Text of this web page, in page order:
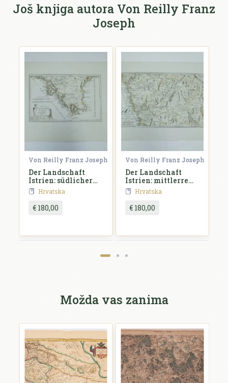
E-mail se ne prikazuje javno.
Ocjena *
Komentar *
Još knjiga autora Von Reilly Franz
Joseph
Von Reilly Franz Joseph
Der Landschaft
Istrien: südlicher
oder untere Theil
Hrvatska
€ 180,00
Von Reilly Franz Joseph
Der Landschaft
Istrien: mittlerre
TheilHrvatska
€ 180,00
Možda vas zanima